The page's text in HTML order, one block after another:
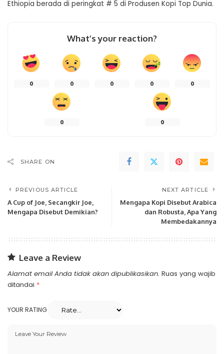
Ethiopia berada di peringkat # 5 di Produsen Kopi Top Dunia.
What’s your reaction?
0 0 0 0 0
0 0
SHARE ON
PREVIOUS ARTICLE
A Cup of Joe, Secangkir Joe,
Mengapa Disebut Demikian?
NEXT ARTICLE
Mengapa Kopi Disebut Arabica
dan Robusta, Apa Yang
Membedakannya
Leave a Review
Alamat email Anda tidak akan dipublikasikan. Ruas yang wajib
ditandai *
YOUR RATING